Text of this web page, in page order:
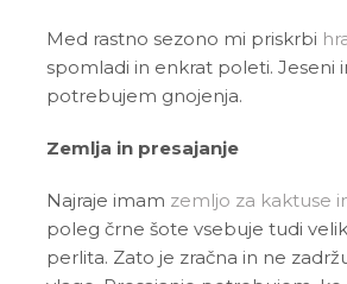
Med rastno sezono mi priskrbi
spomladi in enkrat poleti. Jeseni
potrebujem gnojenja.
Zemlja in presajanje
Najraje imam zemljo za kaktuse
poleg črne šote vsebuje tudi
perlita. Zato je zračna in ne